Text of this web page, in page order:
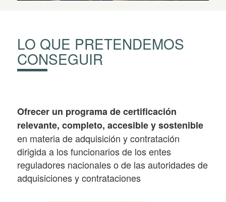
LO QUE PRETENDEMOS
CONSEGUIR
Ofrecer un programa de certificación
relevante, completo, accesible y sostenible
en materia de adquisición y contratación
dirigida a los funcionarios de los entes
reguladores nacionales o de las autoridades de
adquisiciones y contrataciones